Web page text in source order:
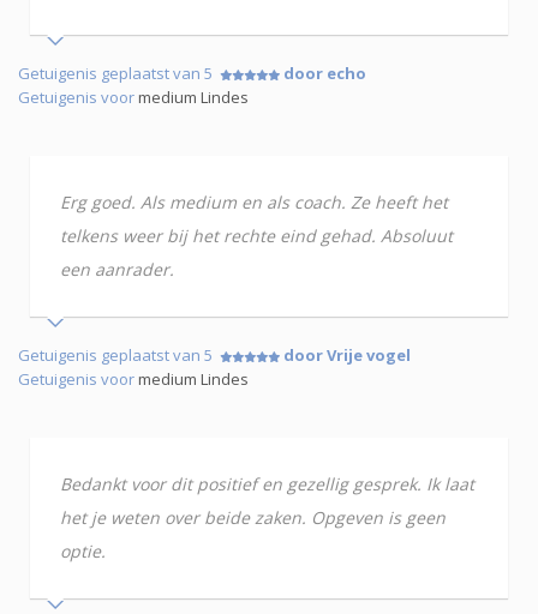
Getuigenis geplaatst van 5
door echo
Getuigenis voormedium Lindes
Erg goed. Als medium en als coach. Ze heeft het
telkens weer bij het rechte eind gehad. Absoluut
een aanrader.
Getuigenis geplaatst van 5
door Vrije vogel
Getuigenis voormedium Lindes
Bedankt voor dit positief en gezellig gesprek. Ik laat
het je weten over beide zaken. Opgeven is geen
optie.